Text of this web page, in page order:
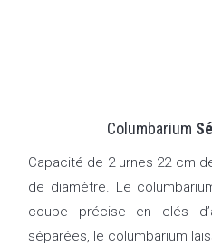
Columbarium
Capacité de 2 urnes 22 cm
de diamètre. Le
coupe précise en clés
séparées, le columbarium